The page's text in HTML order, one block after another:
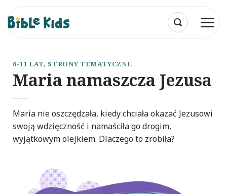
Przewiń
do
zawartości
6-11 LAT, STRONY TEMATYCZNE
Maria namaszcza Jezusa
Maria nie oszczędzała, kiedy chciała okazać Jezusowi
swoją wdzięczność i namaściła go drogim,
wyjątkowym olejkiem. Dlaczego to zrobiła?